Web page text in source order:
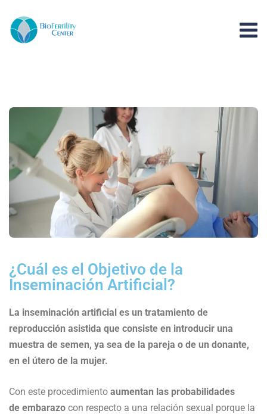
¿Cuál es el Objetivo de la
Inseminación Artificial?
La inseminación artificial es un tratamiento de
reproducción asistida que consiste en introducir una
muestra de semen, ya sea de la pareja o de un donante,
en el útero de la mujer.
Con este procedimiento aumentan las probabilidades
de embarazo con respecto a una relación sexual porque la